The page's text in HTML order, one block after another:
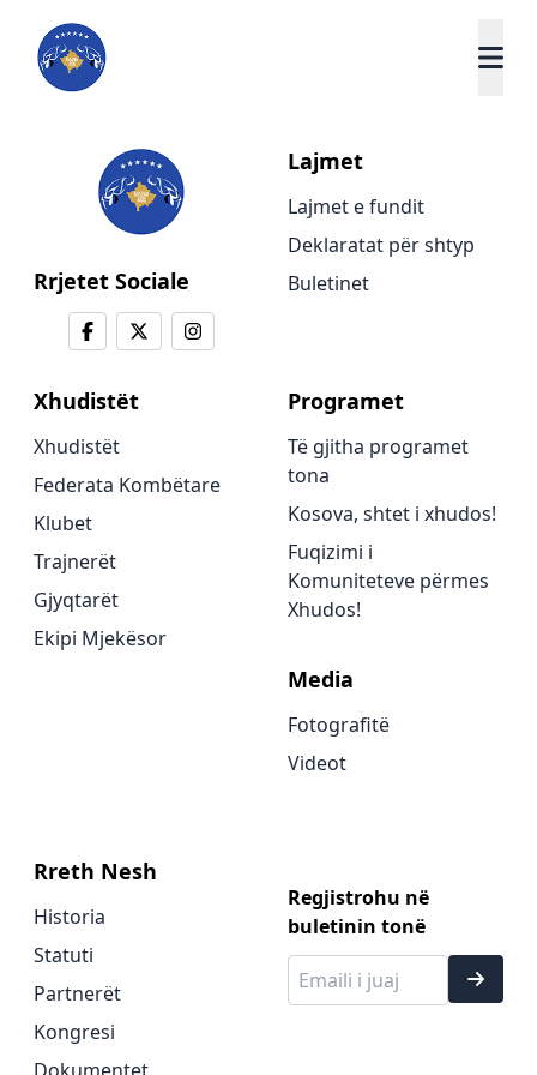
Rrjetet Sociale
Lajmet
Lajmet e fundit
Deklaratat për shtyp
Buletinet
Xhudistët
Xhudistët
Federata Kombëtare
Klubet
Trajnerët
Gjyqtarët
Ekipi Mjekësor
Programet
Të gjitha programet
tona
Kosova, shtet i xhudos!
Fuqizimi i
Komuniteteve përmes
Xhudos!
Media
Fotografitë
Videot
Rreth Nesh
Historia
Statuti
Partnerët
Kongresi
Regjistrohu në
buletinin tonë